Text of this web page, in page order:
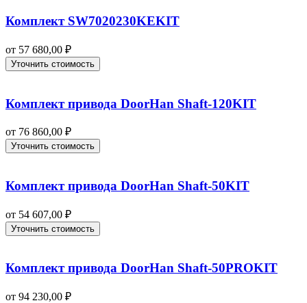
Комплект SW7020230KEKIT
от 57 680,00 ₽
Уточнить стоимость
Комплект привода DoorHan Shaft-120KIT
от 76 860,00 ₽
Уточнить стоимость
Комплект привода DoorHan Shaft-50KIT
от 54 607,00 ₽
Уточнить стоимость
Комплект привода DoorHan Shaft-50PROKIT
от 94 230,00 ₽